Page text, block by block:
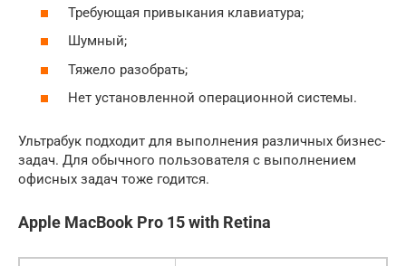
Требующая привыкания клавиатура;
Шумный;
Тяжело разобрать;
Нет установленной операционной системы.
Ультрабук подходит для выполнения различных бизнес-
задач. Для обычного пользователя с выполнением
офисных задач тоже годится.
Apple MacBook Pro 15 with Retina